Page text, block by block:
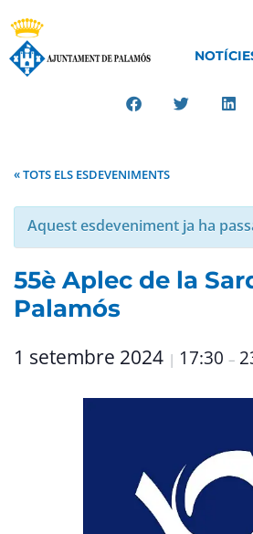
« TOTS ELS ESDEVENIMENTS
Aquest esdeveniment ja ha
55è Aplec de la
Palamós
1 setembre 2024 | 17:30 –